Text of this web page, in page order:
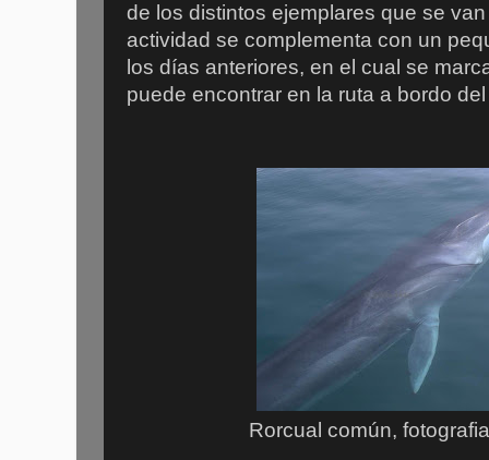
de los distintos ejemplares que se
actividad se complementa con un
los días anteriores, en el cual se
puede encontrar en la ruta a bordo
Rorcual común,